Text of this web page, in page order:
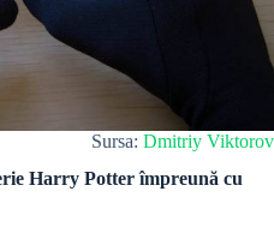
Sursa: Dmitriy Viktorov
Harry Potter împreună cu